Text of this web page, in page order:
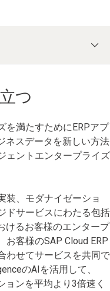
つ
を満たすためにERPアプ
ネスデータを新しい方法
ェントエンタープライズ
装、モダナイゼーショ
ドサービスにわたる包括
けるお客様のエンタープ
客様のSAP Cloud ERP
わせてサービスを共同で
のAIを活用して、
ンを平均より3倍速く